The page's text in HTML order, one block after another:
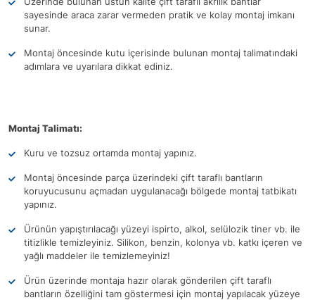
sayesinde araca zarar vermeden pratik ve kolay montaj imkanı
sunar.
Montaj öncesinde kutu içerisinde bulunan montaj talimatındaki
adımlara ve uyarılara dikkat ediniz.
Montaj Talimatı:
Kuru ve tozsuz ortamda montaj yapınız.
Montaj öncesinde parça üzerindeki çift taraflı bantların
koruyucusunu açmadan uygulanacağı bölgede montaj tatbikatı
yapınız.
Ürünün yapıştırılacağı yüzeyi ispirto, alkol, selülozik tiner vb. ile
titizlikle temizleyiniz. Silikon, benzin, kolonya vb. katkı içeren ve
yağlı maddeler ile temizlemeyiniz!
Ürün üzerinde montaja hazır olarak gönderilen çift taraflı
bantların özelliğini tam göstermesi için montaj yapılacak yüzeye